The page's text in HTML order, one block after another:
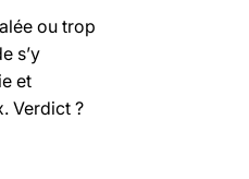
ou trop
s’y
et
Verdict ?